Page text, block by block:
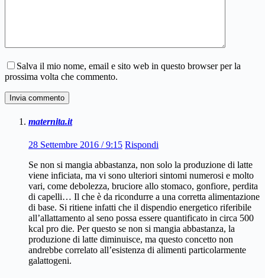
Salva il mio nome, email e sito web in questo browser per la
prossima volta che commento.
Invia commento
maternita.it
28 Settembre 2016 / 9:15 Rispondi
Se non si mangia abbastanza, non solo la produzione di latte
viene inficiata, ma vi sono ulteriori sintomi numerosi e molto
vari, come debolezza, bruciore allo stomaco, gonfiore, perdita
di capelli… Il che è da ricondurre a una corretta alimentazione
di base. Si ritiene infatti che il dispendio energetico riferibile
all’allattamento al seno possa essere quantificato in circa 500
kcal pro die. Per questo se non si mangia abbastanza, la
produzione di latte diminuisce, ma questo concetto non
andrebbe correlato all’esistenza di alimenti particolarmente
galattogeni.